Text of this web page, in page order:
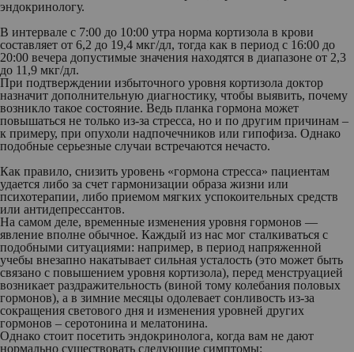
эндокринологу.
В интервале с 7:00 до 10:00 утра норма кортизола в крови
составляет от 6,2 до 19,4 мкг/дл, тогда как в период с 16:00 до
20:00 вечера допустимые значения находятся в диапазоне от 2,3
до 11,9 мкг/дл.
При подтверждении избыточного уровня кортизола доктор
назначит дополнительную диагностику, чтобы выявить, почему
возникло такое состояние. Ведь планка гормона может
повышаться не только из-за стресса, но и по другим причинам –
к примеру, при опухоли надпочечников или гипофиза. Однако
подобные серьезные случаи встречаются нечасто.
Как правило, снизить уровень «гормона стресса» пациентам
удается либо за счет гармонизации образа жизни или
психотерапии, либо приемом мягких успокоительных средств
или антидепрессантов.
На самом деле, временные изменения уровня гормонов —
явление вполне обычное. Каждый из нас мог сталкиваться с
подобными ситуациями: например, в период напряженной
учебы внезапно накатывает сильная усталость (это может быть
связано с повышением уровня кортизола), перед менструацией
возникает раздражительность (виной тому колебания половых
гормонов), а в зимние месяцы одолевает сонливость из-за
сокращения светового дня и изменения уровней других
гормонов – серотонина и мелатонина.
Однако стоит посетить эндокринолога, когда вам не дают
нормально существовать следующие симптомы: